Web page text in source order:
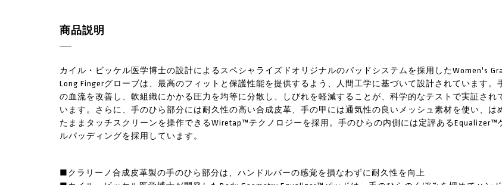
商品説明
カイル・ビッケル医学博士の設計によるスペシャライズドオリジナルのパッドシステムを採用したWomen's
Long Fingerグローブは、最高のフィットと保護性能を提供するよう、人間工学に基づいて設計されています。
の血流を改善し、軟組織にかかる圧力を均等に分散し、しびれを軽減することが、科学的なテストで実証され
います。さらに、手のひら部分には耐久性の高い合成皮革、手の甲には通気性の良いメッシュ素材を使い、は
たままタッチスクリーンを操作できるWiretap™テクノロジーを採用。手のひらの内側には定評あるEqualizer™
ルパッディングを採用しています。
■クラリーノ合成皮革製の手のひら部分は、ハンドルバーの感覚を損なわずに耐久性を向上